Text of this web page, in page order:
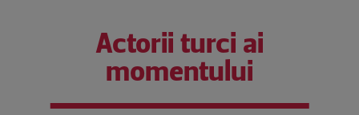
Actorii turci ai
momentului